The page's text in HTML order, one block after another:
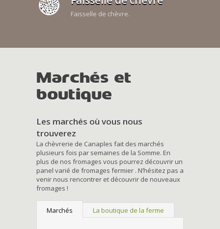
Faisselle de chèvre.
Marchés et
boutique
Les marchés où vous nous
trouverez
La chèvrerie de Canaples fait des marchés
plusieurs fois par semaines de la Somme. En
plus de nos fromages vous pourrez découvrir un
panel varié de fromages fermier . N’hésitez pas a
venir nous rencontrer et découvrir de nouveaux
fromages !
Marchés La boutique de la ferme